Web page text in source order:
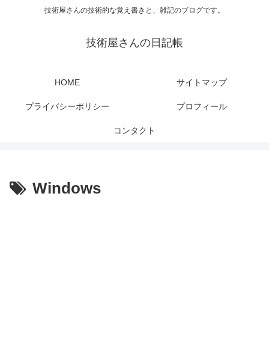
技術屋さんの技術的な覚え書きと、雑記のブログです。
技術屋さんの日記帳
HOME サイトマップ
プライバシーポリシー プロフィール
コンタクト
Windows